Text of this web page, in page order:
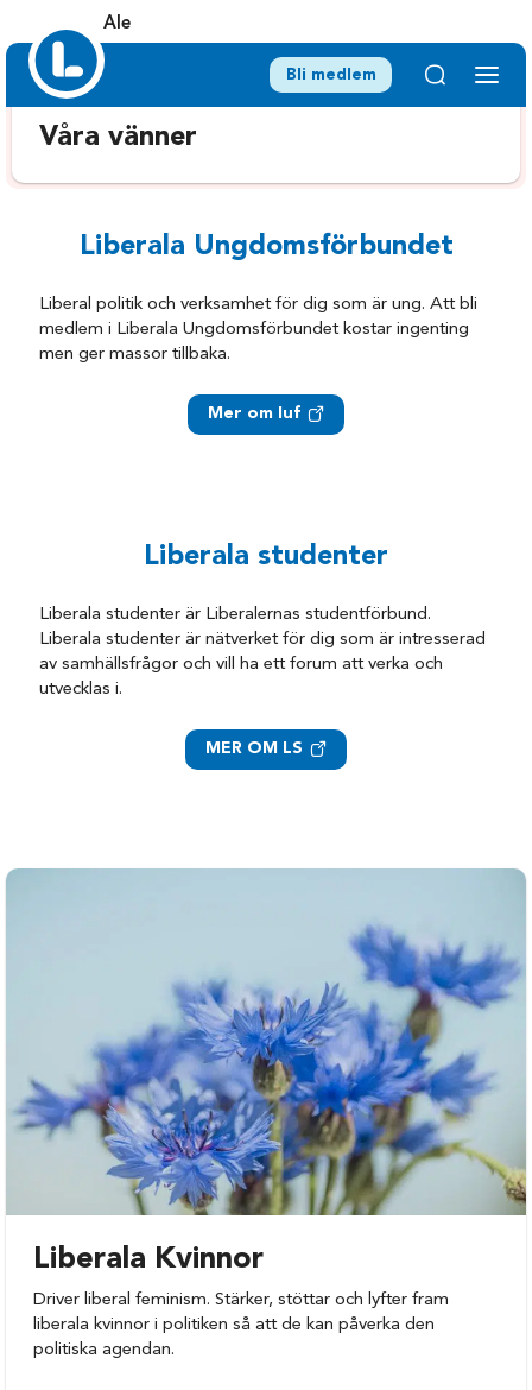
Ale
Bli medlem
Våra vänner
Liberala Ungdomsförbundet
Liberal politik och verksamhet för dig som är ung. Att bli
medlem i Liberala Ungdomsförbundet kostar ingenting
men ger massor tillbaka.
Mer om luf
Liberala studenter
Liberala studenter är Liberalernas studentförbund.
Liberala studenter är nätverket för dig som är intresserad
av samhällsfrågor och vill ha ett forum att verka och
utvecklas i.
MER OM LS
Liberala Kvinnor
Driver liberal feminism. Stärker, stöttar och lyfter fram
liberala kvinnor i politiken så att de kan påverka den
politiska agendan.